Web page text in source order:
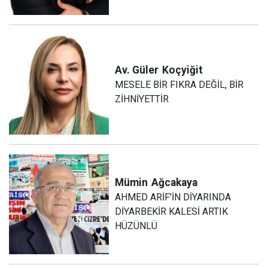
Av. Güler Koçyiğit
MESELE BİR FIKRA DEĞİL, BİR
ZİHNİYETTİR
Mümin Ağcakaya
AHMED ARİF’İN DİYARINDA
DİYARBEKİR KALESİ ARTIK
HÜZÜNLÜ